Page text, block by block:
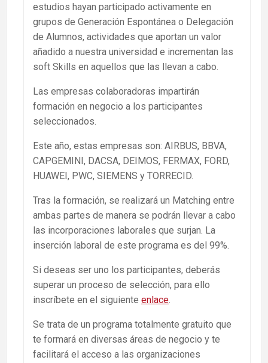
estudios hayan participado activamente en
grupos de Generación Espontánea o Delegación
de Alumnos, actividades que aportan un valor
añadido a nuestra universidad e incrementan las
soft Skills en aquellos que las llevan a cabo.
Las empresas colaboradoras impartirán
formación en negocio a los participantes
seleccionados.
Este año, estas empresas son: AIRBUS, BBVA,
CAPGEMINI, DACSA, DEIMOS, FERMAX, FORD,
HUAWEI, PWC, SIEMENS y TORRECID.
Tras la formación, se realizará un Matching entre
ambas partes de manera se podrán llevar a cabo
las incorporaciones laborales que surjan. La
inserción laboral de este programa es del 99%.
Si deseas ser uno los participantes, deberás
superar un proceso de selección, para ello
inscríbete en el siguiente enlace.
Se trata de un programa totalmente gratuito que
te formará en diversas áreas de negocio y te
facilitará el acceso a las organizaciones